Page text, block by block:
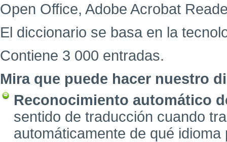
Open Office, Adobe Acrobat
El diccionario se basa en la
Contiene 3 000 entradas.
Mira que puede hacer nuestro
Reconocimiento automático
sentido de traducción cuando
automáticamente de qué